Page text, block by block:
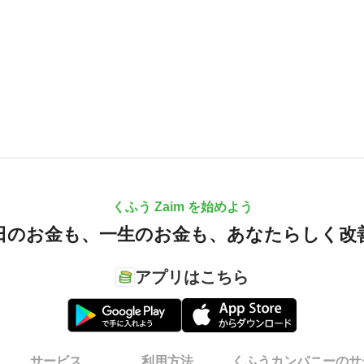
くふう Zaim を始めよう
のお金も、 一生のお金も、 あなたらしく改
アプリはこちら
サービス 利用方法 くふうカンパニーの